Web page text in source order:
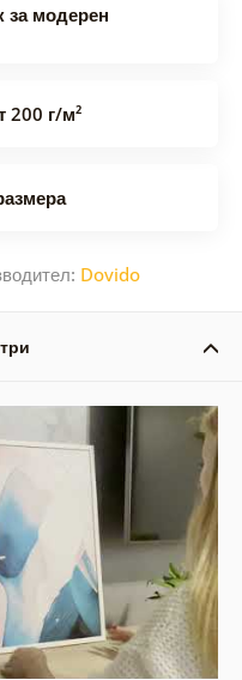
модерен
200 г/м²
Dovido